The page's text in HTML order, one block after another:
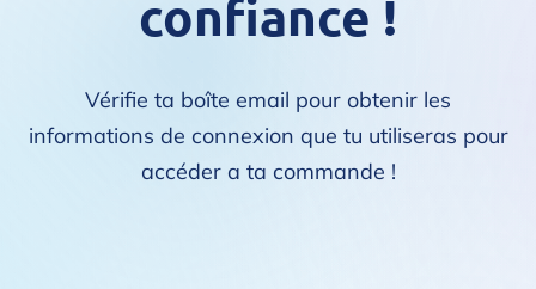
confiance !
Vérifie ta boîte email pour obtenir les
informations de connexion que tu utiliseras pour
accéder a ta commande !